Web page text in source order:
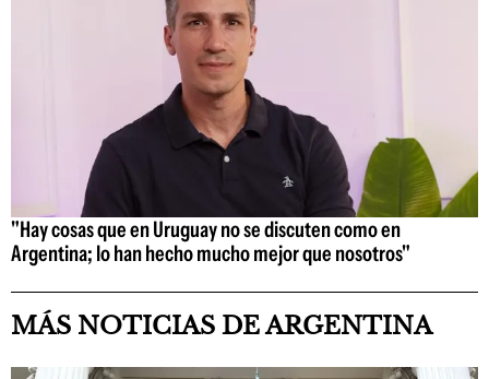
"Hay cosas que en Uruguay no se discuten como en
Argentina; lo han hecho mucho mejor que nosotros"
MÁS NOTICIAS DE ARGENTINA